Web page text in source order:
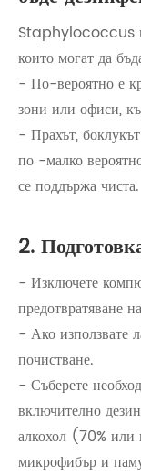
Staphylococcus и
които могат да
- По-вероятно е
зони или офиси,
- Прахът,
по -малко
се поддържа чиста.
2.
- Изключете
предотвратяване
- Ако използвате
почистване.
- Съберете
включително
алкохол (70% или
микрофибър и